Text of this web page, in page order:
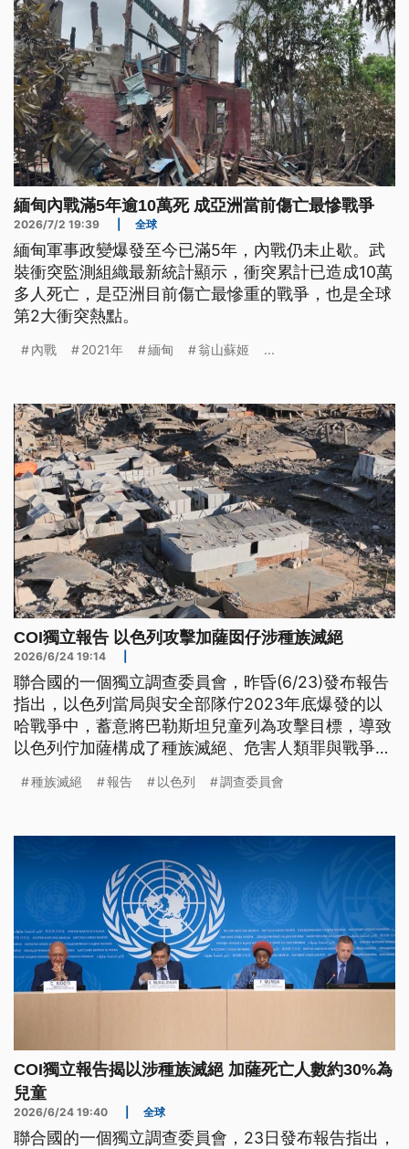
緬甸內戰滿5年逾10萬死 成亞洲當前傷亡最慘戰爭
2026/7/2 19:39 全球
緬甸軍事政變爆發至今已滿5年，內戰仍未止歇。武
裝衝突監測組織最新統計顯示，衝突累計已造成10萬
多人死亡，是亞洲目前傷亡最慘重的戰爭，也是全球
第2大衝突熱點。
內戰 2021年 緬甸 翁山蘇姬 ...
COI獨立報告 以色列攻擊加薩囡仔涉種族滅絕
2026/6/24 19:14
聯合國的一個獨立調查委員會，昨昏(6/23)發布報告
指出，以色列當局與安全部隊佇2023年底爆發的以
哈戰爭中，蓄意將巴勒斯坦兒童列為攻擊目標，導致
以色列佇加薩構成了種族滅絕、危害人類罪與戰爭
成是兒童，毋過這份報告遭到以色列駐日內瓦代表駁
題、導言為台語文）
種族滅絕 報告 以色列 調查委員會
COI獨立報告揭以涉種族滅絕 加薩死亡人數約30%為
兒童
2026/6/24 19:40 全球
聯合國的一個獨立調查委員會，23日發布報告指出，